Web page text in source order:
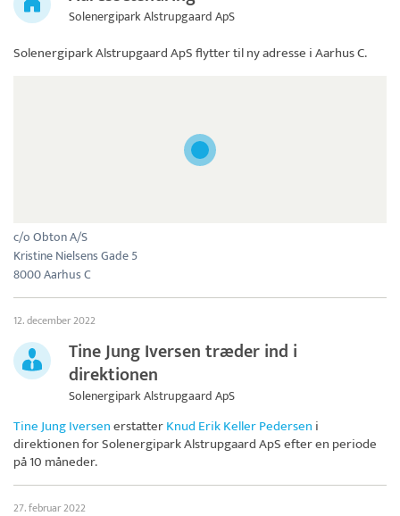
Solenergipark Alstrupgaard ApS
Solenergipark Alstrupgaard ApSflytter til ny adresse i Aarhus C.
c/o Obton A/S
Kristine Nielsens Gade 5
8000 Aarhus C
12. december 2022
Tine Jung Iversen træder ind i
direktionen
Solenergipark Alstrupgaard ApS
Tine Jung IversenerstatterKnud Erik Keller Pedersen i
direktionen forSolenergipark Alstrupgaard ApSefter en periode
på 10 måneder.
27. februar 2022